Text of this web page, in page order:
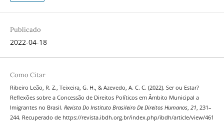
Publicado
2022-04-18
Como Citar
Ribeiro Leão, R. Z., Teixeira, G. H., & Azevedo, A. C. C. (2022). Ser ou Estar?
Reflexões sobre a Concessão de Direitos Políticos em Âmbito Municipal a
Imigrantes no Brasil. Revista Do Instituto Brasileiro De Direitos Humanos, 21, 231–
244. Recuperado de https://revista.ibdh.org.br/index.php/ibdh/article/view/461